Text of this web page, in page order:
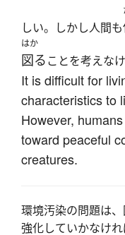
しい。しかし人間も
はか
図ることを考えな
It is difficult for
characteristics to
However,
toward peaceful
creatures.
環境汚染の問題は
強化していかなけれ